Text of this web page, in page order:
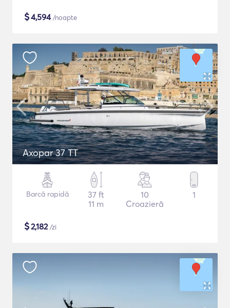
$4,594/noapte
Axopar 37 TT
Barcă rapidă
37 ft
11 m
10
Croazieră
1
$2,182/zi